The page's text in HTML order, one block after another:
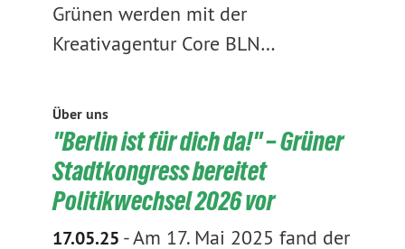
Grünen werden mit der
Kreativagentur Core BLN…
Über uns
"Berlin ist für dich da!" – Grüner
Stadtkongress bereitet
Politikwechsel 2026 vor
17.05.25 -Am 17. Mai 2025 fand der